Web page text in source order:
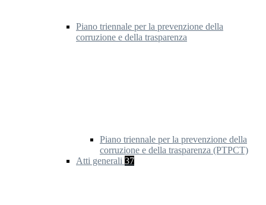
Piano triennale per la prevenzione della
corruzione e della trasparenza
Piano triennale per la prevenzione della
corruzione e della trasparenza (PTPCT)
Atti generali 37